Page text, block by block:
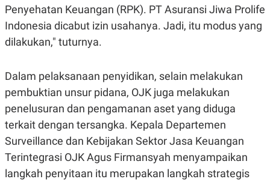
USE
PEDOMAN
PEMBERITAAN
SIBER
POLICY
Penyehatan Keuangan (RPK). PT Asuransi Jiwa Prolife
Indonesia dicabut izin usahanya. Jadi, itu modus yang
dilakukan," tuturnya.
Dalam pelaksanaan penyidikan, selain melakukan
pembuktian unsur pidana, OJK juga melakukan
penelusuran dan pengamanan aset yang diduga
terkait dengan tersangka. Kepala Departemen
Surveillance dan Kebijakan Sektor Jasa Keuangan
Terintegrasi OJK Agus Firmansyah menyampaikan
langkah penyitaan itu merupakan langkah strategis